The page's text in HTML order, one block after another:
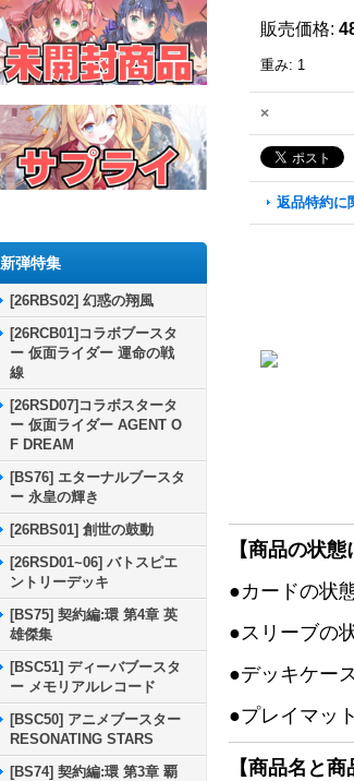
新弾特集
[26RBS02] 幻惑の翔風
[26RCB01]コラボブースタ
ー 仮面ライダー 運命の戦
線
[26RSD07]コラボスタータ
ー 仮面ライダー AGENT O
F DREAM
[BS76] エターナルブースタ
ー 永皇の輝き
[26RBS01] 創世の鼓動
[26RSD01~06] バトスピエ
ントリーデッキ
[BS75] 契約編:環 第4章 英
雄傑集
[BSC51] ディーバブースタ
ー メモリアルレコード
[BSC50] アニメブースター
RESONATING STARS
[BS74] 契約編:環 第3章 覇
販売価格:
重み: 1
×
返品特約に
【商品の状態
●カードの状
●スリーブの
●デッキケー
●プレイマッ
【商品名と商